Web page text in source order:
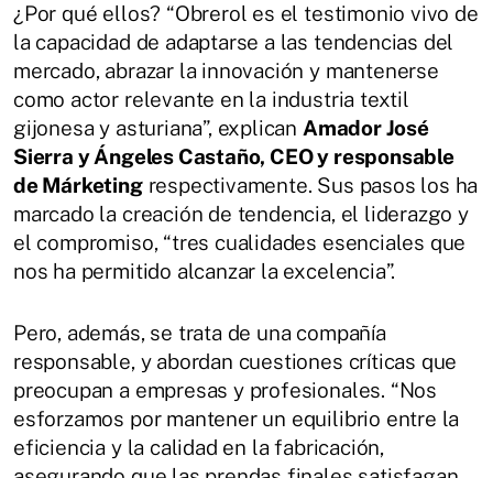
¿Por qué ellos? “Obrerol es el testimonio vivo de
la capacidad de adaptarse a las tendencias del
mercado, abrazar la innovación y mantenerse
como actor relevante en la industria textil
gijonesa y asturiana”, explican Amador José
Sierra y Ángeles Castaño, CEO y responsable
de Márketingrespectivamente. Sus pasos los ha
marcado la creación de tendencia, el liderazgo y
el compromiso, “tres cualidades esenciales que
nos ha permitido alcanzar la excelencia”.
Pero, además, se trata de una compañía
responsable, y abordan cuestiones críticas que
preocupan a empresas y profesionales. “Nos
esforzamos por mantener un equilibrio entre la
eficiencia y la calidad en la fabricación,